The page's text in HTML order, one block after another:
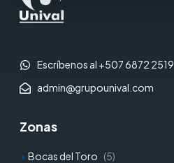
Escríbenos al +507 6872 2519
admin@grupounival.com
Zonas
Bocas del Toro (5)